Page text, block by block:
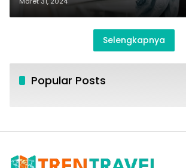
Selengkapnya
Popular Posts